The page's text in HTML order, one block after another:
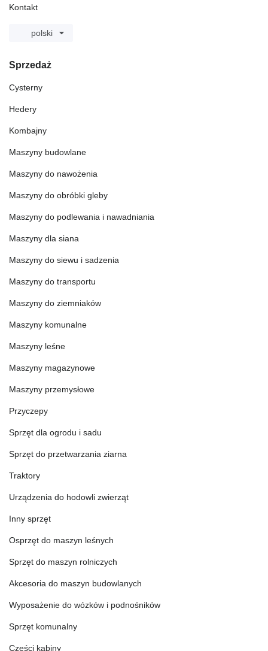
Kontakt
polski
Sprzedaż
Cysterny
Hedery
Kombajny
Maszyny budowlane
Maszyny do nawożenia
Maszyny do obróbki gleby
Maszyny do podlewania i nawadniania
Maszyny dla siana
Maszyny do siewu i sadzenia
Maszyny do transportu
Maszyny do ziemniaków
Maszyny komunalne
Maszyny leśne
Maszyny magazynowe
Maszyny przemysłowe
Przyczepy
Sprzęt dla ogrodu i sadu
Sprzęt do przetwarzania ziarna
Traktory
Urządzenia do hodowli zwierząt
Inny sprzęt
Osprzęt do maszyn leśnych
Sprzęt do maszyn rolniczych
Akcesoria do maszyn budowlanych
Wyposażenie do wózków i podnośników
Sprzęt komunalny
Części kabiny